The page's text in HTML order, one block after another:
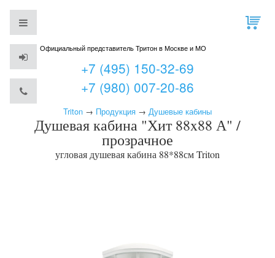
Официальный представитель Тритон в Москве и МО
+7 (495) 150-32-69
+7 (980) 007-20-86
Triton → Продукция → Душевые кабины
Душевая кабина "Хит 88x88 А" /
прозрачное
угловая душевая кабина 88*88смTriton